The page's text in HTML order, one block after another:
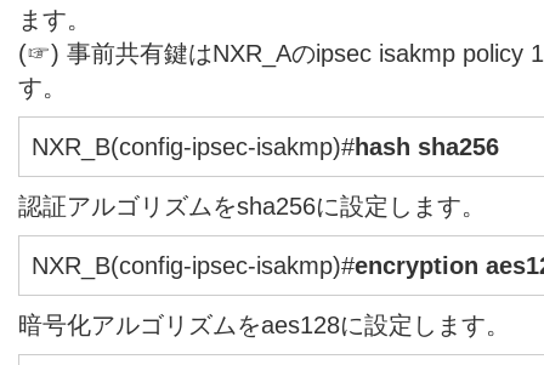
ます。
(☞) 事前共有鍵はNXR_Aのipsec isakmp policy
す。
NXR_B(config-ipsec-isakmp)#hash sha256
認証アルゴリズムをsha256に設定します。
NXR_B(config-ipsec-isakmp)#encryption
暗号化アルゴリズムをaes128に設定します。